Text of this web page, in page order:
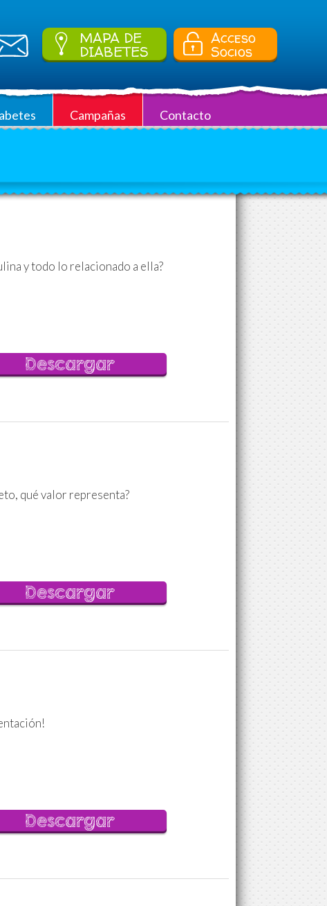
Acceso
Socios
MAPA DE
DIABETES
Campañas Contacto
y todo lo relacionado a ella?
Descargar
qué valor representa?
Descargar
Descargar